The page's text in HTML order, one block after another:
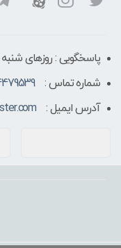
پاسخگویی : روزهای شنبه تا
شماره تماس :
آدرس ایمیل :